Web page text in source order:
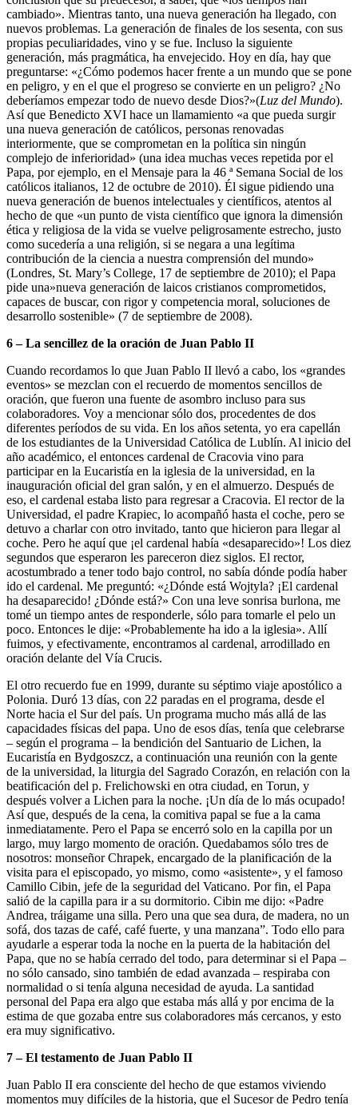
cambiado». Mientras tanto, una nueva generación ha llegado, con
nuevos problemas. La generación de finales de los sesenta, con sus
propias peculiaridades, vino y se fue. Incluso la siguiente
generación, más pragmática, ha envejecido. Hoy en día, hay que
preguntarse: «¿Cómo podemos hacer frente a un mundo que se pone
en peligro, y en el que el progreso se convierte en un peligro? ¿No
deberíamos empezar todo de nuevo desde Dios?»(Luz del Mundo).
Así que Benedicto XVI hace un llamamiento «a que pueda surgir
una nueva generación de católicos, personas renovadas
interiormente, que se comprometan en la política sin ningún
complejo de inferioridad» (una idea muchas veces repetida por el
Papa, por ejemplo, en el Mensaje para la 46 ª Semana Social de los
católicos italianos, 12 de octubre de 2010). Él sigue pidiendo una
nueva generación de buenos intelectuales y científicos, atentos al
hecho de que «un punto de vista científico que ignora la dimensión
ética y religiosa de la vida se vuelve peligrosamente estrecho, justo
como sucedería a una religión, si se negara a una legítima
contribución de la ciencia a nuestra comprensión del mundo»
(Londres, St. Mary’s College, 17 de septiembre de 2010); el Papa
pide una»nueva generación de laicos cristianos comprometidos,
capaces de buscar, con rigor y competencia moral, soluciones de
desarrollo sostenible» (7 de septiembre de 2008).
6 – La sencillez de la oración de Juan Pablo II
Cuando recordamos lo que Juan Pablo II llevó a cabo, los «grandes
eventos» se mezclan con el recuerdo de momentos sencillos de
oración, que fueron una fuente de asombro incluso para sus
colaboradores. Voy a mencionar sólo dos, procedentes de dos
diferentes períodos de su vida. En los años setenta, yo era capellán
de los estudiantes de la Universidad Católica de Lublín. Al inicio del
año académico, el entonces cardenal de Cracovia vino para
participar en la Eucaristía en la iglesia de la universidad, en la
inauguración oficial del gran salón, y en el almuerzo. Después de
eso, el cardenal estaba listo para regresar a Cracovia. El rector de la
Universidad, el padre Krapiec, lo acompañó hasta el coche, pero se
detuvo a charlar con otro invitado, tanto que hicieron para llegar al
coche. Pero he aquí que ¡el cardenal había «desaparecido»! Los diez
segundos que esperaron les pareceron diez siglos. El rector,
acostumbrado a tener todo bajo control, no sabía dónde podía haber
ido el cardenal. Me preguntó: «¿Dónde está Wojtyla? ¡El cardenal
ha desaparecido! ¿Dónde está?» Con una leve sonrisa burlona, me
tomé un tiempo antes de responderle, sólo para tomarle el pelo un
poco. Entonces le dije: «Probablemente ha ido a la iglesia». Allí
fuimos, y efectivamente, encontramos al cardenal, arrodillado en
oración delante del Vía Crucis.
El otro recuerdo fue en 1999, durante su séptimo viaje apostólico a
Polonia. Duró 13 días, con 22 paradas en el programa, desde el
Norte hacia el Sur del país. Un programa mucho más allá de las
capacidades físicas del papa. Uno de esos días, tenía que celebrarse
– según el programa – la bendición del Santuario de Lichen, la
Eucaristía en Bydgoszcz, a continuación una reunión con la gente
de la universidad, la liturgia del Sagrado Corazón, en relación con la
beatificación del p. Frelichowski en otra ciudad, en Torun, y
después volver a Lichen para la noche. ¡Un día de lo más ocupado!
Así que, después de la cena, la comitiva papal se fue a la cama
inmediatamente. Pero el Papa se encerró solo en la capilla por un
largo, muy largo momento de oración. Quedabamos sólo tres de
nosotros: monseñor Chrapek, encargado de la planificación de la
visita para el episcopado, yo mismo, como «asistente», y el famoso
Camillo Cibin, jefe de la seguridad del Vaticano. Por fin, el Papa
salió de la capilla para ir a su dormitorio. Cibin me dijo: «Padre
Andrea, tráigame una silla. Pero una que sea dura, de madera, no un
sofá, dos tazas de café, café fuerte, y una manzana”. Todo ello para
ayudarle a esperar toda la noche en la puerta de la habitación del
Papa, que no se había cerrado del todo, para determinar si el Papa –
no sólo cansado, sino también de edad avanzada – respiraba con
normalidad o si tenía alguna necesidad de ayuda. La santidad
personal del Papa era algo que estaba más allá y por encima de la
estima de que gozaba entre sus colaboradores más cercanos, y esto
era muy significativo.
7 – El testamento de Juan Pablo II
Juan Pablo II era consciente del hecho de que estamos viviendo
momentos muy difíciles de la historia, que el Sucesor de Pedro tenía